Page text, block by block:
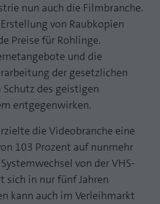
nun auch die Filmbranche.
von Raubkopien
Preise für Rohlinge.
und die
der gesetzlichen
des geistigen
entgegenwirken.
die Videobranche eine
103 Prozent auf nunmehr
von der VHS-
sich in nur fünf Jahren
kann auch im Verleihmarkt
von AT INTERNET zur Steuerung der
Script- und Ereignisbehandlung